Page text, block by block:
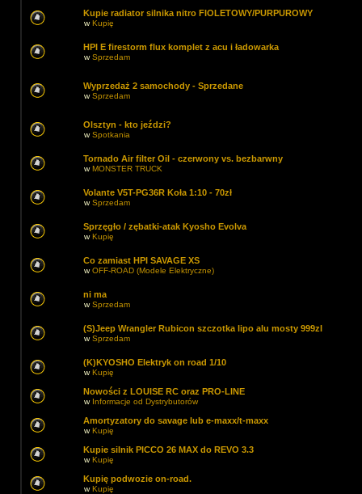
Kupie radiator silnika nitro FIOLETOWY/PURPUROWY
wKupię
HPI E firestorm flux komplet z acu i ładowarka
wSprzedam
Wyprzedaż 2 samochody - Sprzedane
wSprzedam
Olsztyn - kto jeździ?
wSpotkania
Tornado Air filter Oil - czerwony vs. bezbarwny
wMONSTER TRUCK
Volante V5T-PG36R Koła 1:10 - 70zł
wSprzedam
Sprzęgło / zębatki-atak Kyosho Evolva
wKupię
Co zamiast HPI SAVAGE XS
wOFF-ROAD (Modele Elektryczne)
ni ma
wSprzedam
(S)Jeep Wrangler Rubicon szczotka lipo alu mosty 999zl
wSprzedam
(K)KYOSHO Elektryk on road 1/10
wKupię
Nowości z LOUISE RC oraz PRO-LINE
w Informacje od Dystrybutorów
Amortyzatory do savage lub e-maxx/t-maxx
wKupię
Kupie silnik PICCO 26 MAX do REVO 3.3
wKupię
Kupię podwozie on-road.
wKupię